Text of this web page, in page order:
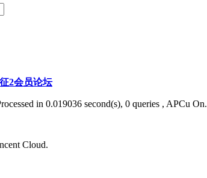
2会员论坛
in 0.019036 second(s), 0 queries , APCu On.
Cloud.